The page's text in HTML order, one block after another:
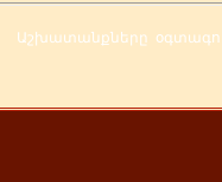
Աշխատանքները